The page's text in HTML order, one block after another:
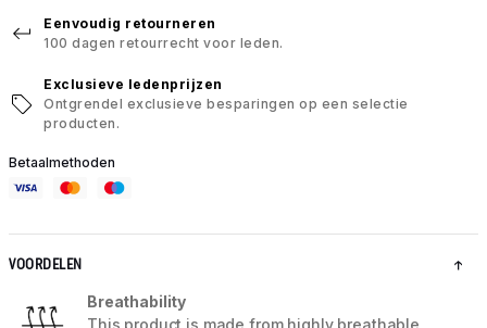
Eenvoudig retourneren
100 dagen retourrecht voor leden.
Exclusieve ledenprijzen
Ontgrendel exclusieve besparingen op een selectie
producten.
Betaalmethoden
VOORDELEN
Breathability
This product is made from highly breathable